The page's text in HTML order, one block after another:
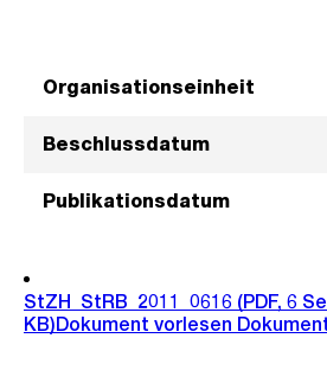
Organisationseinheit
Beschlussdatum
Publikationsdatum
StZH_StRB_2011_0616 (PDF, 6
KB)Dokument vorlesen